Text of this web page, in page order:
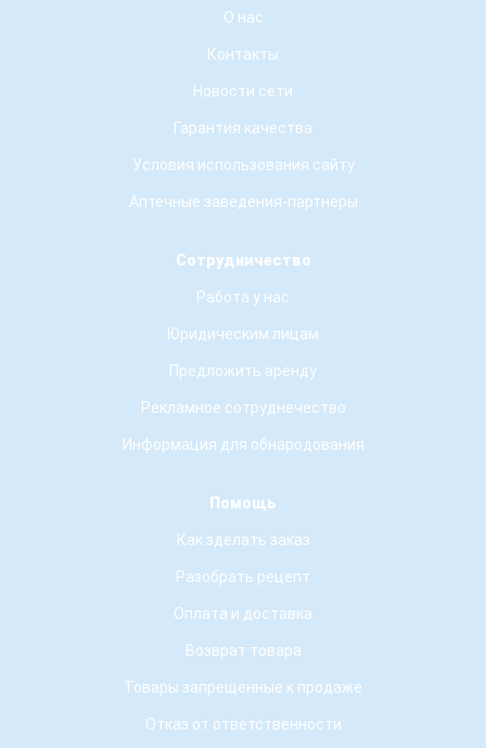
О нас
Контакты
Новости сети
Гарантия качества
Условия использования сайту
Аптечные заведения-партнеры
Сотрудничество
Работа у нас
Юридическим лицам
Предложить аренду
Рекламное сотруднечество
Информация для обнародования
Помощь
Как зделать заказ
Разобрать рецепт
Оплата и доставка
Возврат товара
Товары запрещенные к продаже
Отказ от ответственности